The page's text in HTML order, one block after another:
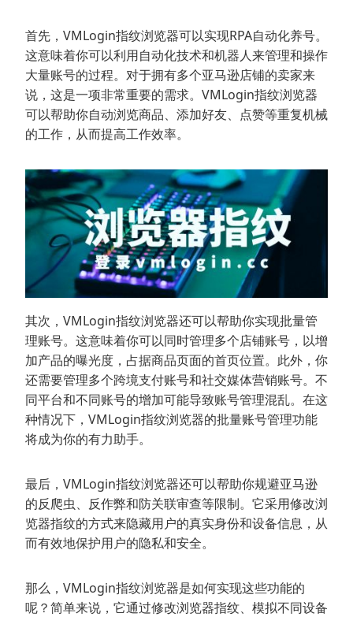
首先，VMLogin指纹浏览器可以实现RPA自动化养号。
这意味着你可以利用自动化技术和机器人来管理和操作
大量账号的过程。对于拥有多个亚马逊店铺的卖家来
说，这是一项非常重要的需求。VMLogin指纹浏览器
可以帮助你自动浏览商品、添加好友、点赞等重复机械
的工作，从而提高工作效率。
其次，VMLogin指纹浏览器还可以帮助你实现批量管
理账号。这意味着你可以同时管理多个店铺账号，以增
加产品的曝光度，占据商品页面的首页位置。此外，你
还需要管理多个跨境支付账号和社交媒体营销账号。不
同平台和不同账号的增加可能导致账号管理混乱。在这
种情况下，VMLogin指纹浏览器的批量账号管理功能
将成为你的有力助手。
最后，VMLogin指纹浏览器还可以帮助你规避亚马逊
的反爬虫、反作弊和防关联审查等限制。它采用修改浏
览器指纹的方式来隐藏用户的真实身份和设备信息，从
而有效地保护用户的隐私和安全。
那么，VMLogin指纹浏览器是如何实现这些功能的
呢？简单来说，它通过修改浏览器指纹、模拟不同设备